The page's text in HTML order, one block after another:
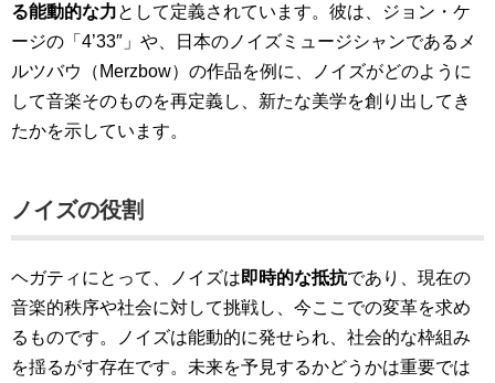
る能動的な力として定義されています。彼は、ジョン・ケ
ージの「4’33″」や、日本のノイズミュージシャンであるメ
ルツバウ（Merzbow）の作品を例に、ノイズがどのように
して音楽そのものを再定義し、新たな美学を創り出してき
たかを示しています​。
ノイズの役割
ヘガティにとって、ノイズは即時的な抵抗であり、現在の
音楽的秩序や社会に対して挑戦し、今ここでの変革を求め
るものです。ノイズは能動的に発せられ、社会的な枠組み
を揺るがす存在です。未来を予見するかどうかは重要では